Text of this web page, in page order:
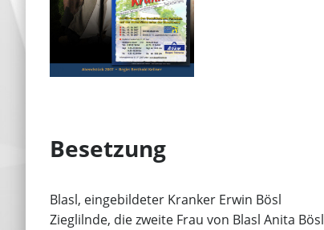
Besetzung
Blasl, eingebildeter Kranker Erwin Bösl
Zieglilnde, die zweite Frau von Blasl Anita Bösl